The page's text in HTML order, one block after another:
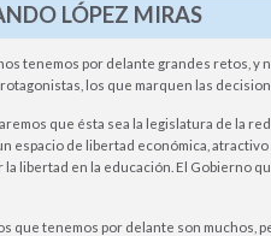
LÓPEZ MIRAS
tenemos por delante grandes retos, y
los que marquen las
que ésta sea la legislatura de la
espacio de libertad económica,
la libertad en la educación. El Gobierno
que tenemos por delante son muchos,